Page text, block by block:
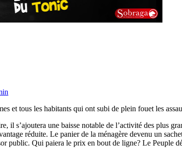
et tous les habitants qui ont subi de plein fouet les
il s’ajoutera une baisse notable de l’activité des plus
réduite. Le panier de la ménagère devenu un
public. Qui paiera le prix en bout de ligne? Le Peuple